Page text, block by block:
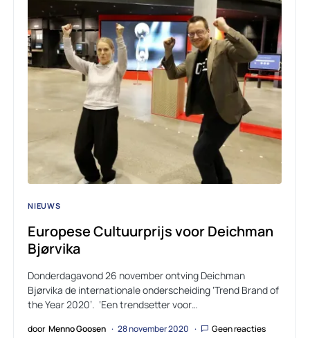
NIEUWS
Europese Cultuurprijs voor Deichman
Bjørvika
Donderdagavond 26 november ontving Deichman
Bjørvika de internationale onderscheiding ‘Trend Brand of
the Year 2020’. ‘Een trendsetter voor…
door Menno Goosen 28 november 2020 Geen reacties